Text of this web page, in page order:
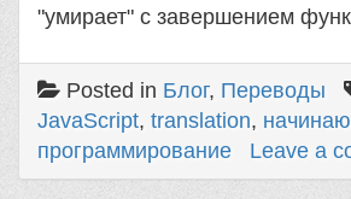
"умирает" с завершением
Posted in Блог, Переводы
JavaScript, translation,
программирование
Leave a